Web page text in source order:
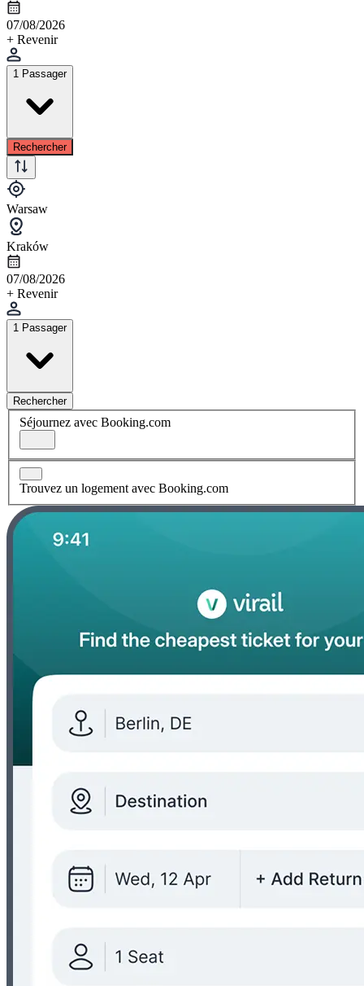
07/08/2026
+ Revenir
1 Passager
Rechercher
Warsaw
Kraków
07/08/2026
+ Revenir
1 Passager
Rechercher
Séjournez avec Booking.com
Trouvez un logement avec Booking.com